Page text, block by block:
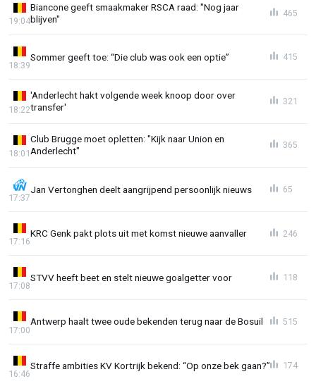
Biancone geeft smaakmaker RSCA raad: "Nog jaar
blijven"
19:04
465
Sommer geeft toe: “Die club was ook een optie”
18:39
415
'Anderlecht hakt volgende week knoop door over
transfer'
18:22
321
Club Brugge moet opletten: "Kijk naar Union en
Anderlecht"
18:01
365
Jan Vertonghen deelt aangrijpend persoonlijk nieuws
17:37
65
KRC Genk pakt plots uit met komst nieuwe aanvaller
17:16
246
STVV heeft beet en stelt nieuwe goalgetter voor
17:08
118
Antwerp haalt twee oude bekenden terug naar de Bosuil
17:00
515
Straffe ambities KV Kortrijk bekend: “Op onze bek gaan?”
16:46
174